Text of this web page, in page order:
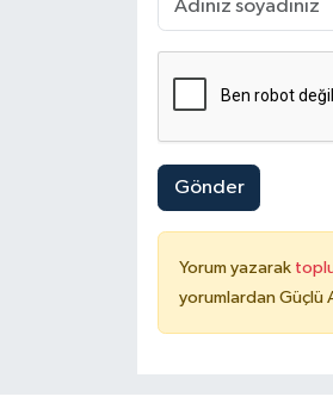
Gönder
Yorum yazarak
yorumlardan Güçlü